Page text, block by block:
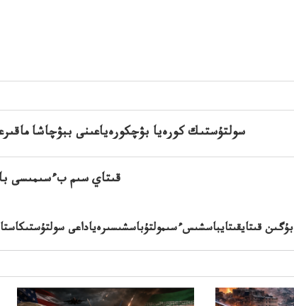
بۇگىن قىتايقىتايباسشىسءسىمولتۇباسشىسىرەياداعى
سولتۇستىك كورەيا بۋچكورەياعىنى ببۋچاشا
قىتاي سىم بءسىمىسى